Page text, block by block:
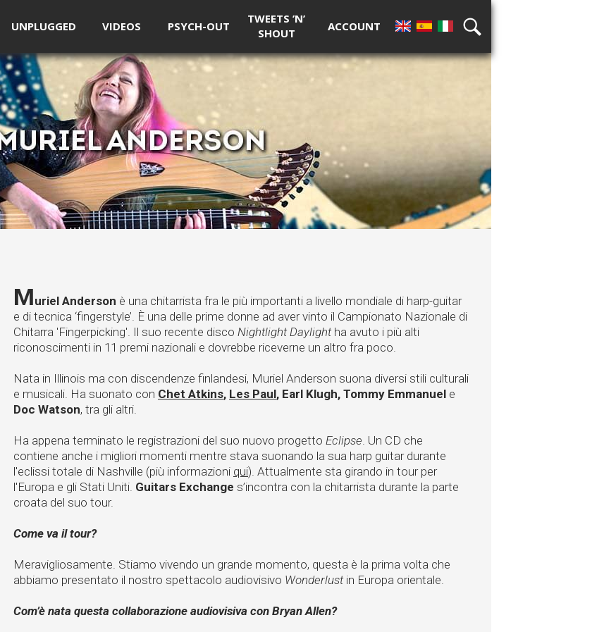
UNPLUGGED VIDEOS PSYCH-OUT
TWEETS ’N’
SHOUT
ACCOUNT
Muriel Anderson è una chitarrista fra le più importanti a livello mondiale di harp-guitar
e di tecnica ‘fingerstyle’. È una delle prime donne ad aver vinto il Campionato Nazionale di
Chitarra 'Fingerpicking'. Il suo recente disco Nightlight Daylightha avuto i più alti
riconoscimenti in 11 premi nazionali e dovrebbe riceverne un altro fra poco.
Nata in Illinois ma con discendenze finlandesi, Muriel Anderson suona diversi stili culturali
e musicali. Ha suonato con Chet Atkins, Les Paul, Earl Klugh, Tommy Emmanuel e
Doc Watson, tra gli altri.
Ha appena terminato le registrazioni del suo nuovo progetto Eclipse. Un CD che
contiene anche i migliori momenti mentre stava suonando la sua harp guitar durante
l'eclissi totale di Nashville (più informazioni qui). Attualmente sta girando in tour per
l'Europa e gli Stati Uniti. Guitars Exchange s’incontra con la chitarrista durante la parte
croata del suo tour.
Come va il tour?
Meravigliosamente. Stiamo vivendo un grande momento, questa è la prima volta che
abbiamo presentato il nostro spettacolo audiovisivo Wonderlustin Europa orientale.
Com’è nata questa collaborazione audiovisiva con Bryan Allen?